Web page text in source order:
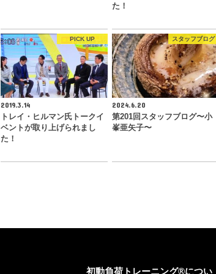
た！
PICK UP
2019.3.14
トレイ・ヒルマン氏トークイ
ベントが取り上げられまし
た！
スタッフブログ
2024.6.20
第201回スタッフブログ〜小
峯亜矢子〜
初動負荷トレーニング®につい